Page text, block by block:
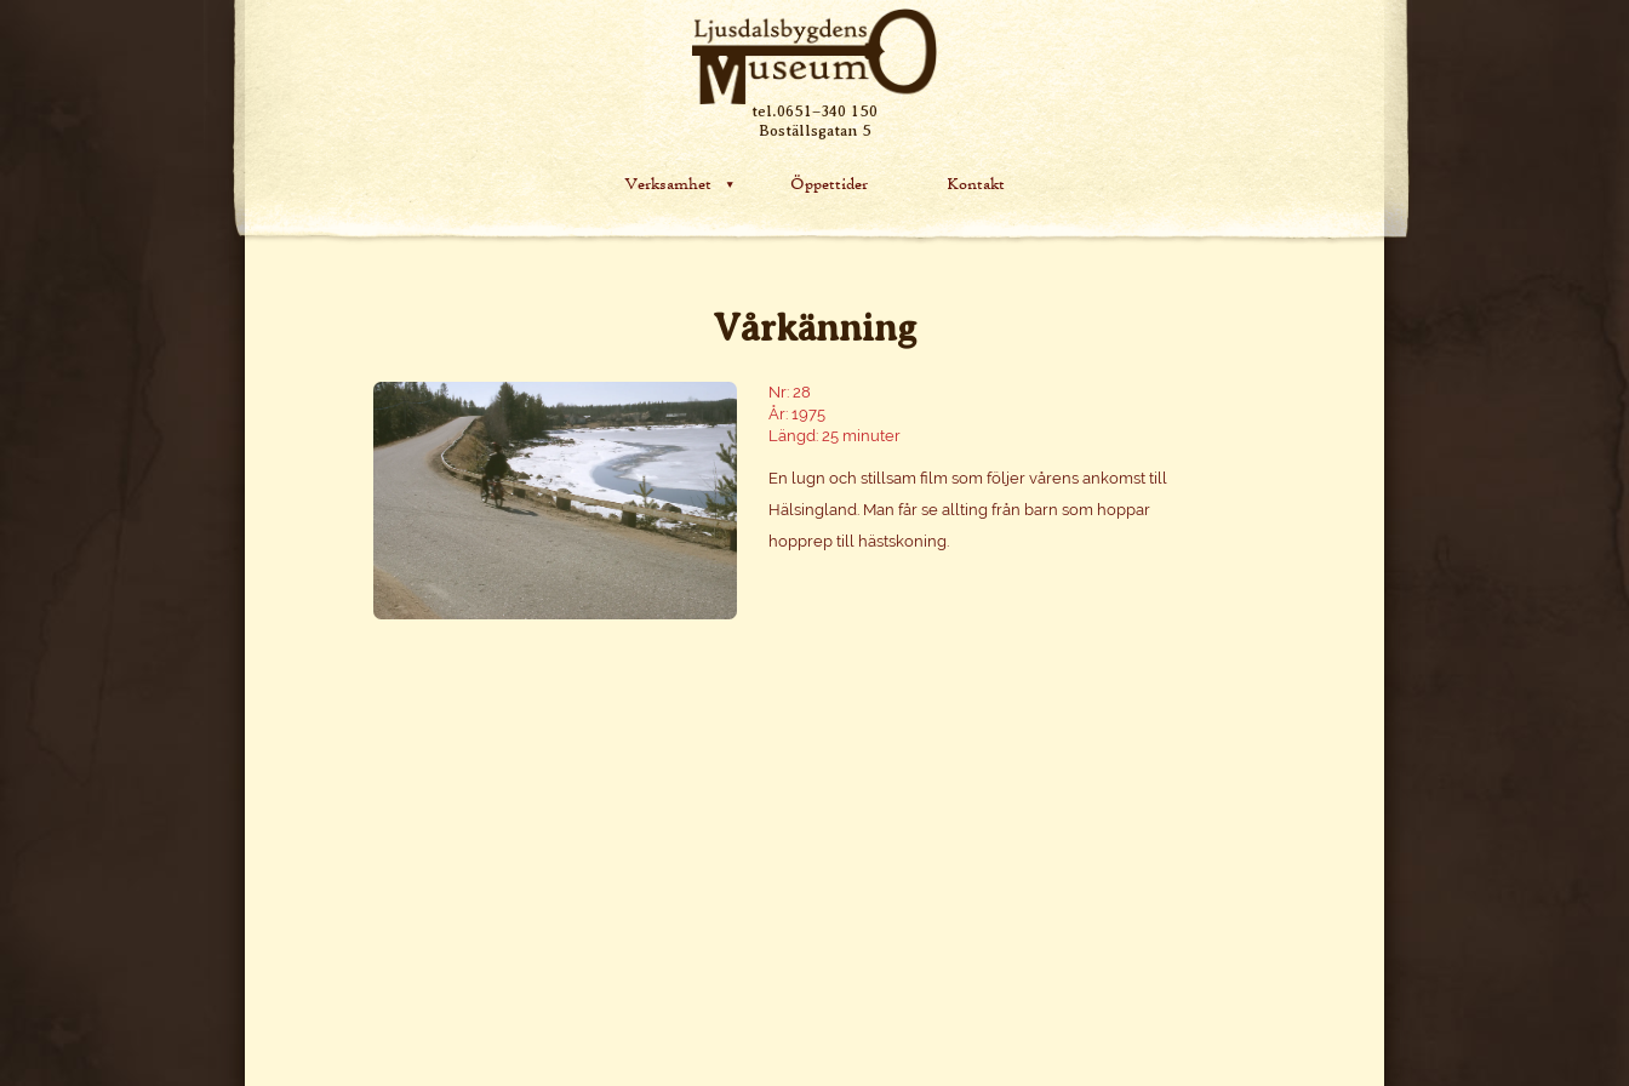
tel.0651–340 150
Boställsgatan 5
Verksamhet Öppettider Kontakt
Vårkänning
Nr: 28
År: 1975
Längd: 25 minuter
En lugn och stillsam film som följer vårens ankomst till
Hälsingland. Man får se allting från barn som hoppar
hopprep till hästskoning.